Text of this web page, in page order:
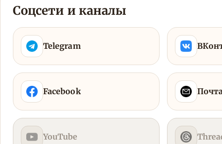
Соцсети и каналы
Telegram
Facebook
YouTube